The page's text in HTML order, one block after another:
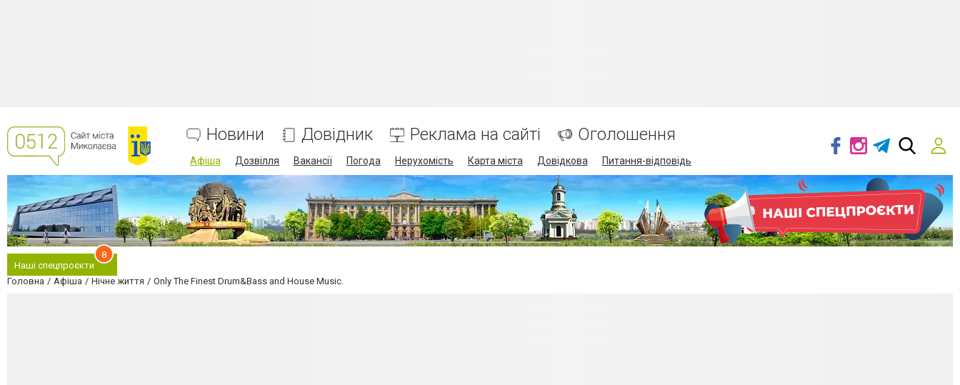
Новини Довідник Реклама на сайті Оголошення
Афіша Дозвілля Вакансії Погода Нерухомість Карта міста Довідкова Питання-відповідь
Наші спецпроєкти
8
Головна Афіша Нічне життя Only The Finest Drum&Bass and House Music.